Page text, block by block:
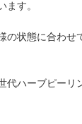
ます。
の状態に合わせ
代ハーブピーリ